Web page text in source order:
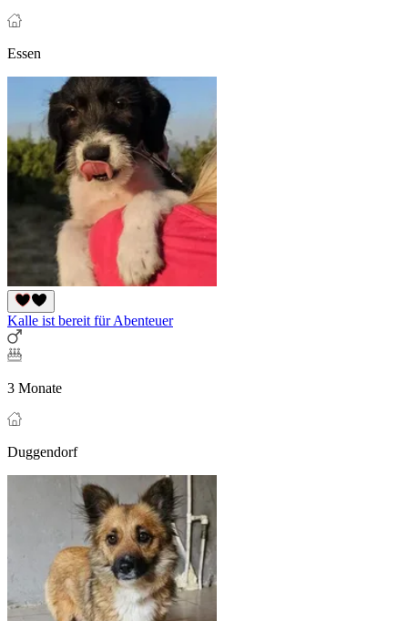
Essen
Kalle ist bereit für Abenteuer
3 Monate
Duggendorf